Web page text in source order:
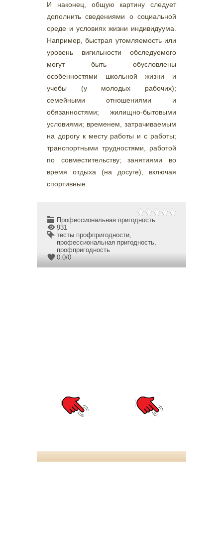
И наконец, общую картину следует
дополнить сведениями о социальной
среде и условиях жизни индивидуума.
Например, быстрая утомляемость или
уровень вигильности обследуемого
могут быть обусловлены
особенностями школьной жизни и
учебы (у молодых рабочих);
семейными отношениями и
обязанностями; жилищно-бытовыми
условиями; временем, затрачиваемым
на дорогу к месту работы и с работы;
транспортными трудностями, работой
по совместительству; занятиями во
время отдыха (на досуге), включая
спортивные.
Профессиональная пригодность
931
тесты профпригодности,
профессиональная пригодность,
профпригодность
0.0/0